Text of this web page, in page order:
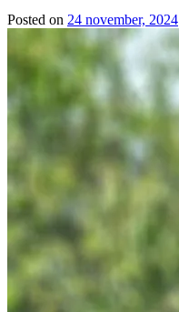
Posted on 24 november, 2024